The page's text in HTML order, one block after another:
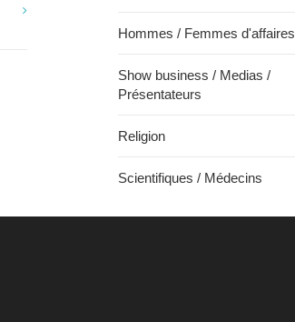
Hommes / Femmes d'affaires
Show business / Medias /
Présentateurs
Religion
Scientifiques / Médecins